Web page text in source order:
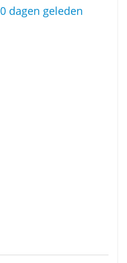
dagen geleden